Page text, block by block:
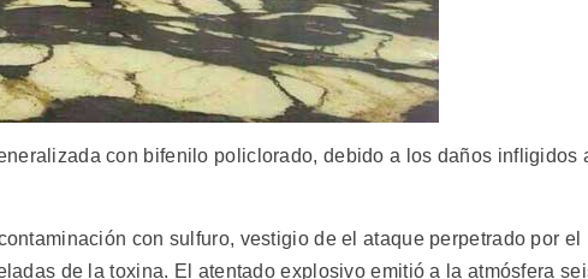
con bifenilo policlorado, debido a los daños infligidos
con sulfuro, vestigio de el ataque perpetrado por el
de la toxina. El atentado explosivo emitió a la atmósfera